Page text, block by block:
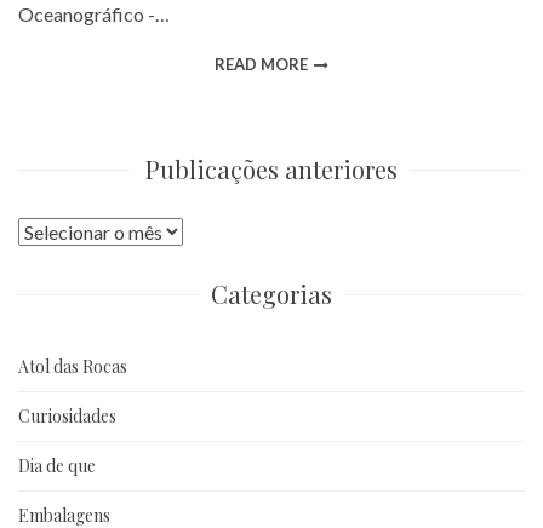
Oceanográfico -…
READ MORE
Publicações anteriores
Publicações
Categorias
Atol das Rocas
Curiosidades
Dia de que
Embalagens